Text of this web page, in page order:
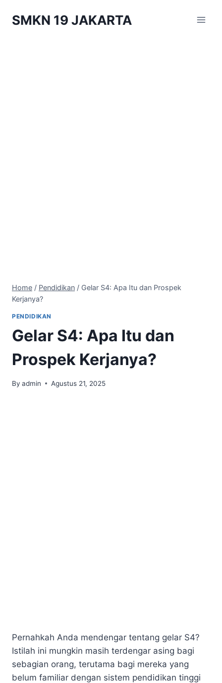
SMKN 19 JAKARTA
Home / Pendidikan / Gelar S4: Apa Itu dan Prospek
Kerjanya?
PENDIDIKAN
Gelar S4: Apa Itu dan
Prospek Kerjanya?
By admin Agustus 21, 2025
Pernahkah Anda mendengar tentang gelar S4?
Istilah ini mungkin masih terdengar asing bagi
sebagian orang, terutama bagi mereka yang
belum familiar dengan sistem pendidikan tinggi